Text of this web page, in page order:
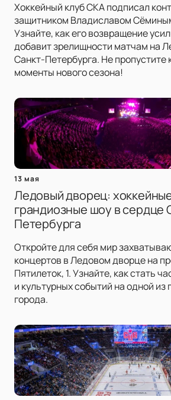
Хоккейный клуб СКА подписал
защитником Владиславом
Узнайте, как его возвращение
добавит зрелищности матчам на
Санкт-Петербурга. Не
моменты нового сезона!
13 мая
Ледовый дворец:
грандиозные шоу в сердце
Петербурга
Откройте для себя мир
концертов в Ледовом дворце на
Пятилеток, 1. Узнайте, как стать
и культурных событий на одной из
города.